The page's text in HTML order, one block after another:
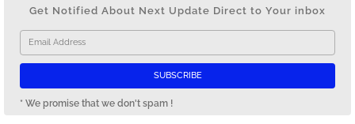
Get Notified About Next Update Direct to Your inbox
* We promise that we don't spam !